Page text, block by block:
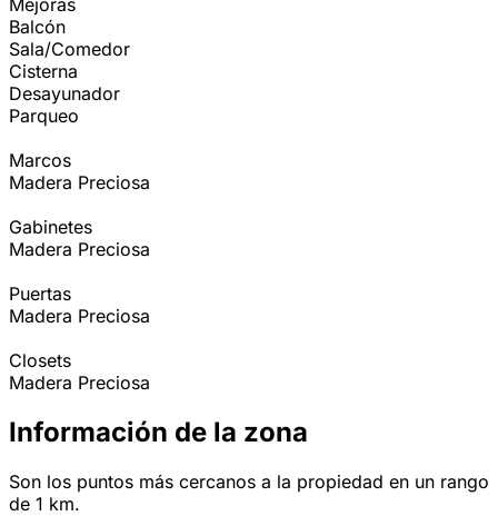
Balcón
Sala/Comedor
Cisterna
Desayunador
Parqueo
Marcos
Madera Preciosa
Gabinetes
Madera Preciosa
Puertas
Madera Preciosa
Closets
Madera Preciosa
Información de la zona
Son los puntos más cercanos a la propiedad en un rango
de 1 km.